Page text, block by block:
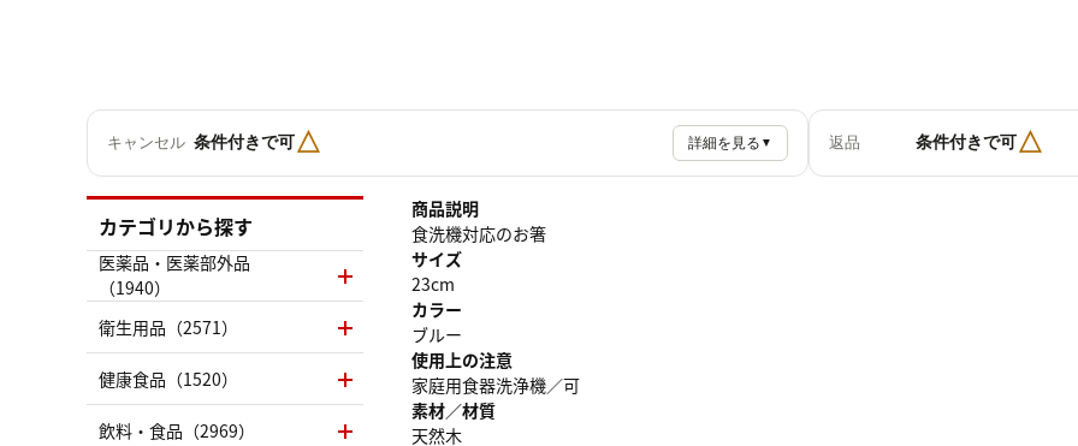
キャンセル 条件付きで可△ 詳細を見る ▼ 返品 条件付きで可△
商品説明
食洗機対応のお箸
サイズ
23cm
カラー
ブルー
使用上の注意
家庭用食器洗浄機／可
素材／材質
天然木
カテゴリから探す
医薬品・医薬部外品
（1940）
衛生用品（2571）
健康食品（1520）
飲料・食品（2969）